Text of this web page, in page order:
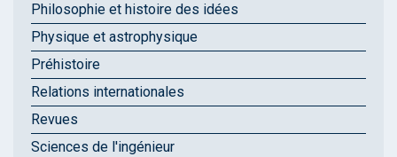
Philosophie et histoire des idées
Physique et astrophysique
Préhistoire
Relations internationales
Revues
Sciences de l'ingénieur